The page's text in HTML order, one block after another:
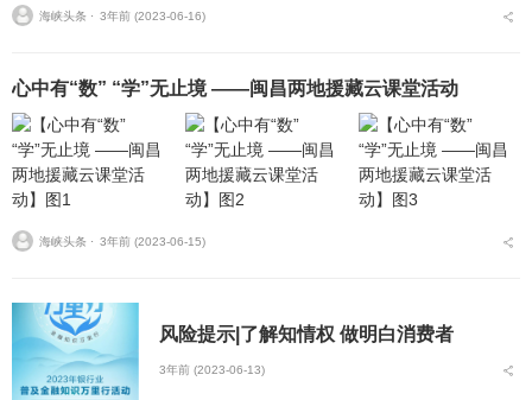
海峡头条 ⋅ 3年前 (2023-06-16)
心中有“数” “学”无止境 ——闽昌两地援藏云课堂活动
海峡头条 ⋅ 3年前 (2023-06-15)
风险提示|了解知情权 做明白消费者
3年前 (2023-06-13)